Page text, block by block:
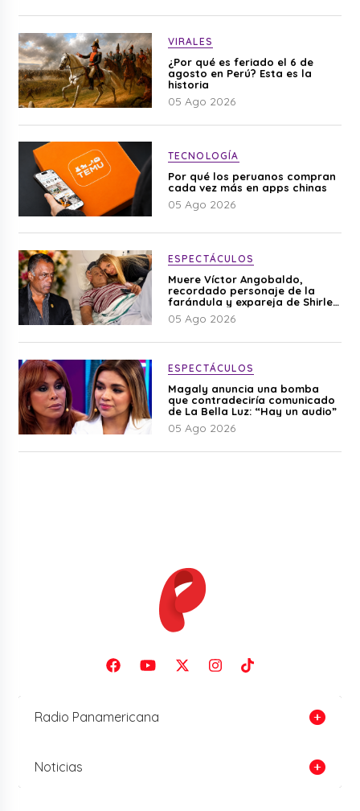
VIRALES
¿Por qué es feriado el 6 de
agosto en Perú? Esta es la
historia
05 Ago 2026
TECNOLOGÍA
Por qué los peruanos compran
cada vez más en apps chinas
05 Ago 2026
ESPECTÁCULOS
Muere Víctor Angobaldo,
recordado personaje de la
farándula y expareja de Shirley
Cherres
05 Ago 2026
ESPECTÁCULOS
Magaly anuncia una bomba
que contradeciría comunicado
de La Bella Luz: “Hay un audio”
05 Ago 2026
Radio Panamericana
Noticias